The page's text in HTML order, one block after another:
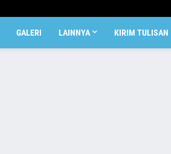
GALERI LAINNYA KIRIM TULISAN